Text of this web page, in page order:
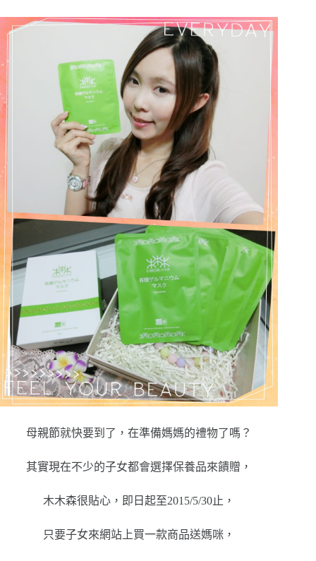
母親節就快要到了，在準備媽媽的禮物了嗎？
其實現在不少的子女都會選擇保養品來饋贈，
木木森很貼心，即日起至2015/5/30止，
只要子女來網站上買一款商品送媽咪，